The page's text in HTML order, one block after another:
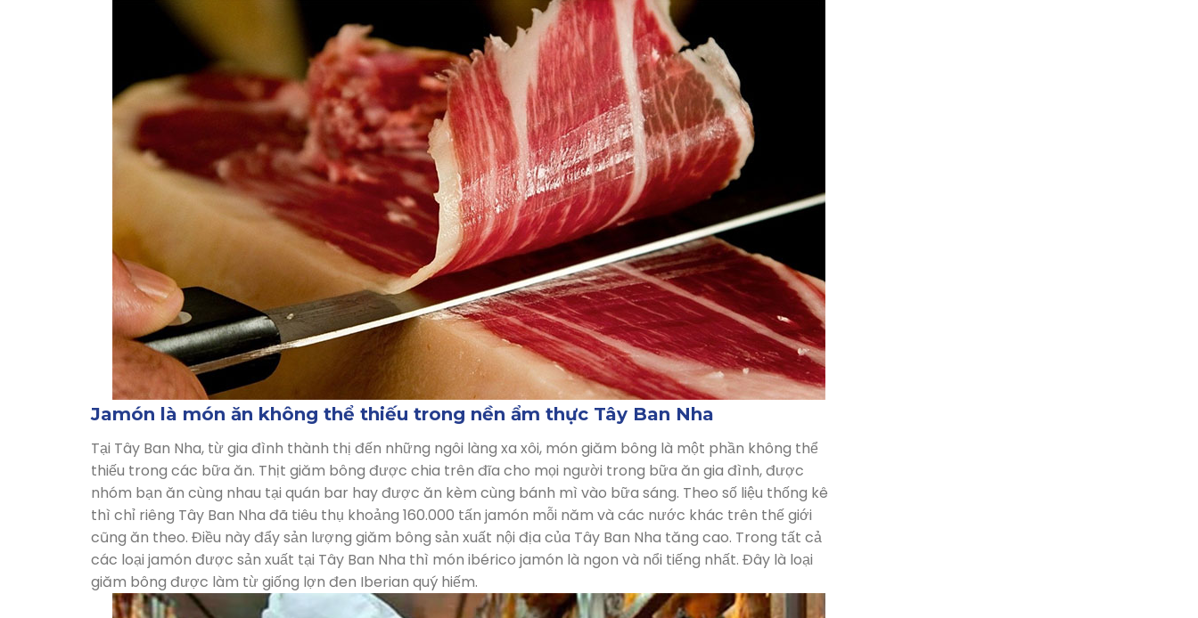
Jamón là món ăn không thể thiếu trong nền ẩm thực Tây Ban Nha
Tại Tây Ban Nha, từ gia đình thành thị đến những ngôi làng xa xôi, món giăm bông là một phần không thể
thiếu trong các bữa ăn. Thịt giăm bông được chia trên đĩa cho mọi người trong bữa ăn gia đình, được
nhóm bạn ăn cùng nhau tại quán bar hay được ăn kèm cùng bánh mì vào bữa sáng. Theo số liệu thống kê
thì chỉ riêng Tây Ban Nha đã tiêu thụ khoảng 160.000 tấn jamón mỗi năm và các nước khác trên thế giới
cũng ăn theo. Điều này đẩy sản lượng giăm bông sản xuất nội địa của Tây Ban Nha tăng cao. Trong tất cả
các loại jamón được sản xuất tại Tây Ban Nha thì món ibérico jamón là ngon và nổi tiếng nhất. Đây là loại
giăm bông được làm từ giống lợn đen Iberian quý hiếm.